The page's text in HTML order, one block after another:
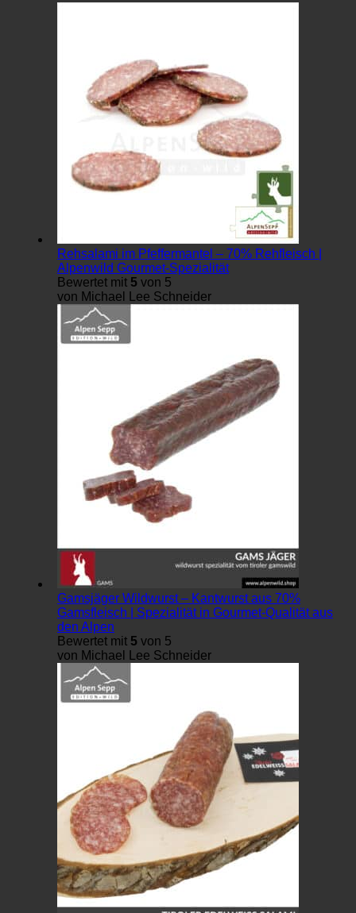
Rehsalami im Pfeffermantel – 70% Rehfleisch |
Alpenwild Gourmet-Spezialität
Bewertet mit 5 von 5
von Michael Lee Schneider
Gamsjäger Wildwurst – Kantwurst aus 70%
Gamsfleisch | Spezialität in Gourmet-Qualität aus
den Alpen
Bewertet mit 5 von 5
von Michael Lee Schneider